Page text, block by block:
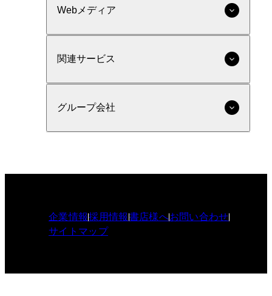
Webメディア
関連サービス
グループ会社
企業情報採用情報書店様へお問い合わせ
サイトマップ